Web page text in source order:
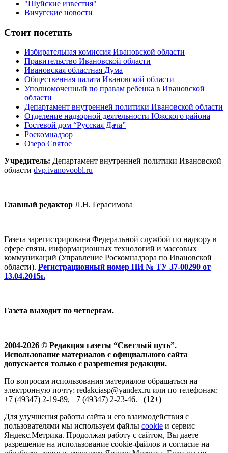
"Шуйские известия"
Вичугские новости
Стоит посетить
Избирательная комиссия Ивановской области
Правительство Ивановской области
Ивановская областная Дума
Общественная палата Ивановской области
Уполномоченный по правам ребенка в Ивановской
области
Департамент внутренней политики Ивановской области
Отделение надзорной деятельности Южского района
Гостевой дом “Русская Дача”
Роскомнадзор
Озеро Святое
Учредитель: Департамент внутренней политики Ивановской
области dvp.ivanovoobl.ru
Главный редактор Л.Н. Герасимова
Газета зарегистрирована Федеральной службой по надзору в
сфере связи, информационных технологий и массовых
коммуникаций (Управление Роскомнадзора по Ивановской
области). Регистрационный номер ПИ № ТУ 37-00290 от
13.04.2015г.
Газета выходит по четвергам.
2004-2026 © Редакция газеты “Светлый путь”.
Использование материалов с официального сайта
допускается только с разрешения редакции.
По вопросам использования материалов обращаться на
электронную почту: redakciasp@yandex.ru или по телефонам:
+7 (49347) 2-19-89, +7 (49347) 2-23-46. (12+)
Для улучшения работы сайта и его взаимодействия с
пользователями мы используем файлы cookie и сервис
Яндекс.Метрика. Продолжая работу с сайтом, Вы даете
разрешение на использование cookie-файлов и согласие на